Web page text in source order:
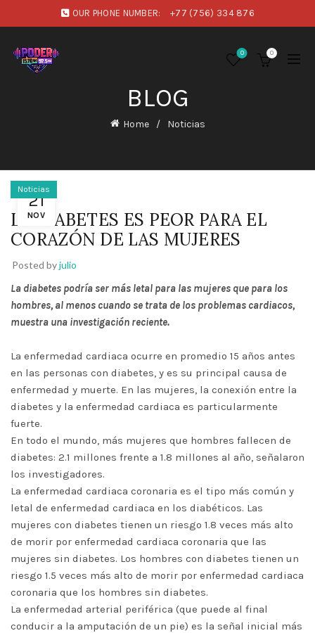
OUR PHONE NUMBER: +77 (756) 334 876
0 0
BLOG
Home Noticias
21
NOV
Noticias
LA DIABETES ES PEOR PARA EL
CORAZÓN DE LAS MUJERES
Posted byjulio
La diabetes podría ser más letal para las mujeres que para los
hombres, al menos cuando se trata de los problemas cardiacos,
muestra una investigación reciente.
La enfermedad cardiaca ocurre en promedio 15 años antes
en las personas con diabetes, y es su principal causa de
enfermedad y muerte. En las mujeres, la conexión entre la
diabetes y la enfermedad cardiaca es particularmente
fuerte.
En todo el mundo, más mujeres que hombres fallecen de
diabetes: 2.1 millones frente a 1.8 millones al año, señalaron
los investigadores.
La enfermedad cardiaca coronaria es el tipo más común y
letal de enfermedad cardiaca en los diabéticos. Las
mujeres con diabetes tienen un riesgo 1.8 veces más alto
de morir por enfermedad cardiaca coronaria que las
mujeres sin diabetes. Los hombres con diabetes tienen un
riesgo 1.5 veces más alto de morir por enfermedad cardiaca
coronaria que los hombres sin diabetes.
La enfermedad arterial periférica (que puede al final
conducir a la amputación de un pie) es la señal inicial más